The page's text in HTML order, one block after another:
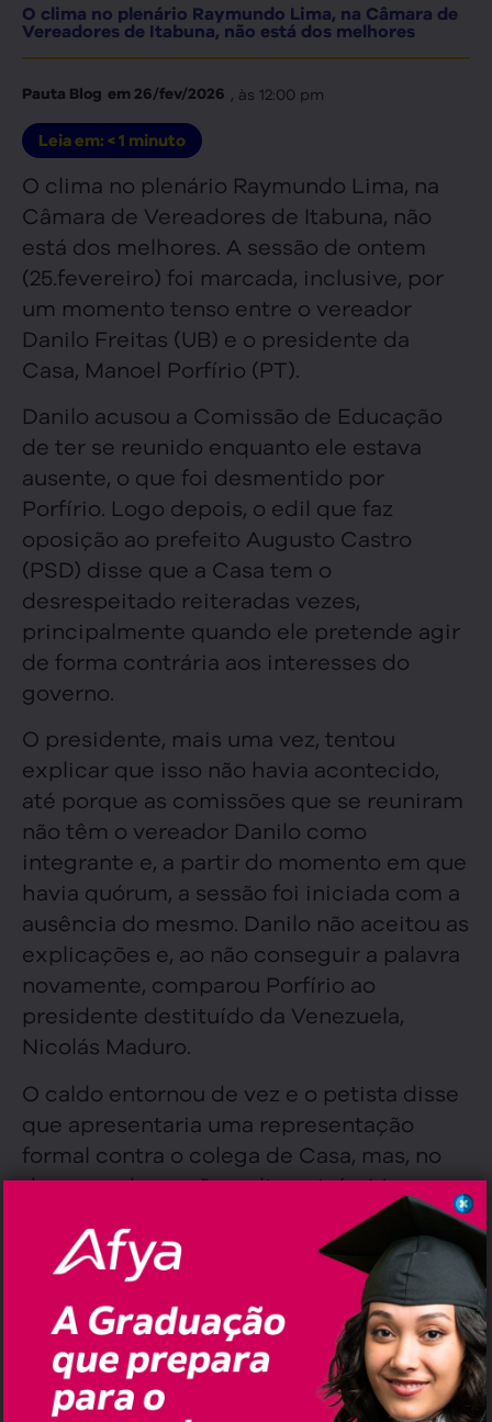
O clima no plenário Raymundo Lima, na Câmara de
Vereadores de Itabuna, não está dos melhores
Pauta Blog em 26/fev/2026 , às 12:00 pm
Leia em: < 1 minuto
O clima no plenário Raymundo Lima, na
Câmara de Vereadores de Itabuna, não
está dos melhores. A sessão de ontem
(25.fevereiro) foi marcada, inclusive, por
um momento tenso entre o vereador
Danilo Freitas (UB) e o presidente da
Casa, Manoel Porfírio (PT).
Danilo acusou a Comissão de Educação
de ter se reunido enquanto ele estava
ausente, o que foi desmentido por
Porfírio. Logo depois, o edil que faz
oposição ao prefeito Augusto Castro
(PSD) disse que a Casa tem o
desrespeitado reiteradas vezes,
principalmente quando ele pretende agir
de forma contrária aos interesses do
governo.
O presidente, mais uma vez, tentou
explicar que isso não havia acontecido,
até porque as comissões que se reuniram
não têm o vereador Danilo como
integrante e, a partir do momento em que
havia quórum, a sessão foi iniciada com a
ausência do mesmo. Danilo não aceitou as
explicações e, ao não conseguir a palavra
novamente, comparou Porfírio ao
presidente destituído da Venezuela,
Nicolás Maduro.
O caldo entornou de vez e o petista disse
que apresentaria uma representação
formal contra o colega de Casa, mas, no
decorrer da sessão, voltou atrás. Mesmo
assim, Porfírio pediu para que o colega
entenda que o debate é salutar, porém
não precisa ter falta de respeito.
>>ASSISTA AO VÍDEO: